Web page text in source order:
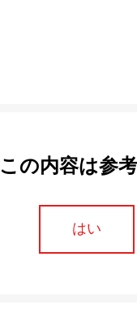
この内容は参
はい